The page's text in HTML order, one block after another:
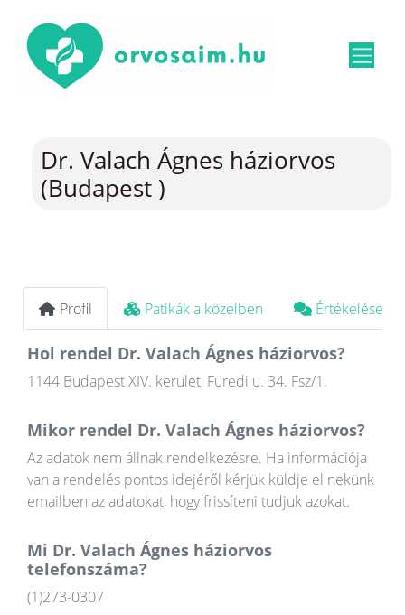
Dr. Valach Ágnes háziorvos
(Budapest )
Profil Patikák a közelben Értékelések
Hol rendel Dr. Valach Ágnes háziorvos?
1144 Budapest XIV. kerület, Füredi u. 34. Fsz/1.
Mikor rendel Dr. Valach Ágnes háziorvos?
Az adatok nem állnak rendelkezésre. Ha információja
van a rendelés pontos idejéről kérjük küldje el nekünk
emailben az adatokat, hogy frissíteni tudjuk azokat.
Mi Dr. Valach Ágnes háziorvos
telefonszáma?
(1)273-0307